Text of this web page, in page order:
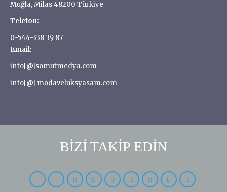
Muğla, Milas 48200 Türkiye
Telefon:
0-544-338 39 87
Email:
info[@]somutmedya.com
info[@] modaveluksyasam.com
BİZİ TAKİP EDİN